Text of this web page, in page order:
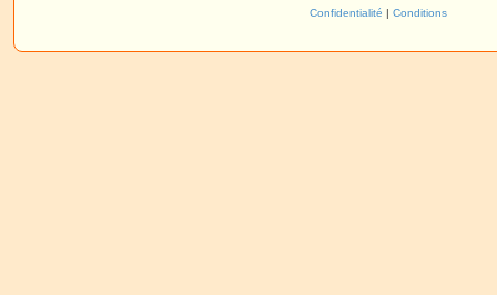
Confidentialité | Conditions